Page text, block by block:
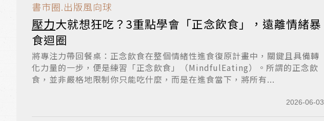
書市圈.出版風向球
壓力大就想狂吃？3重點學會「正念飲食」，遠離情緒暴
食迴圈
將專注力帶回餐桌：正念飲食在整個情緒性進食復原計畫中，關鍵且具備轉
化力量的一步，便是練習「正念飲食」（MindfulEating）。所謂的正念飲
食，並非嚴格地限制你只能吃什麼，而是在進食當下，將所有...
2026-06-03